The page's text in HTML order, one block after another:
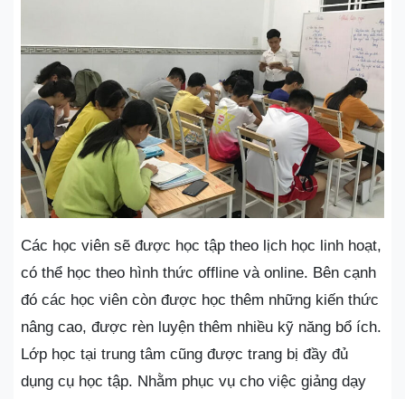
Các học viên sẽ được học tập theo lịch học linh hoạt,
có thể học theo hình thức offline và online. Bên cạnh
đó các học viên còn được học thêm những kiến thức
nâng cao, được rèn luyện thêm nhiều kỹ năng bổ ích.
Lớp học tại trung tâm cũng được trang bị đầy đủ
dụng cụ học tập. Nhằm phục vụ cho việc giảng dạy